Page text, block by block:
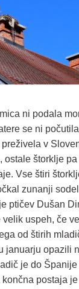
ni podala
se ni
v
ostale štorklje
Vse štiri
zunanji
ptičev Dušan
uspeh, če
od štirih
januarju opazili
je do
postaja